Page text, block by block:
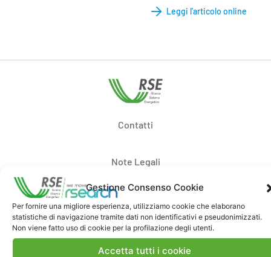
Gestione Consenso Cookie
Per fornire una migliore esperienza, utilizziamo cookie che elaborano
statistiche di navigazione tramite dati non identificativi e pseudonimizzati.
Non viene fatto uso di cookie per la profilazione degli utenti.
Accetta tutti i cookie
Leggi l'articolo online
Contatti
Note Legali
Dove siamo
Bandi di gara e contratti